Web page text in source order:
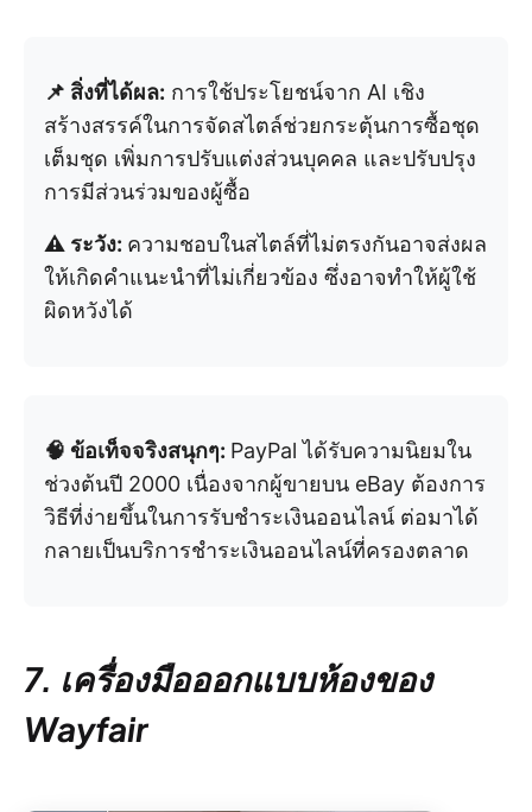
📌 สิ่งที่ได้ผล: การใช้ประโยชน์จาก AI เชิง
สร้างสรรค์ในการจัดสไตล์ช่วยกระตุ้นการซื้อชุด
เต็มชุด เพิ่มการปรับแต่งส่วนบุคคล และปรับปรุง
การมีส่วนร่วมของผู้ซื้อ
⚠️ ระวัง: ความชอบในสไตล์ที่ไม่ตรงกันอาจส่งผล
ให้เกิดคำแนะนำที่ไม่เกี่ยวข้อง ซึ่งอาจทำให้ผู้ใช้
ผิดหวังได้
🧠 ข้อเท็จจริงสนุกๆ: PayPal ได้รับความนิยมใน
ช่วงต้นปี 2000 เนื่องจากผู้ขายบน eBay ต้องการ
วิธีที่ง่ายขึ้นในการรับชำระเงินออนไลน์ ต่อมาได้
กลายเป็นบริการชำระเงินออนไลน์ที่ครองตลาด
7. เครื่องมือออกแบบห้องของ
Wayfair